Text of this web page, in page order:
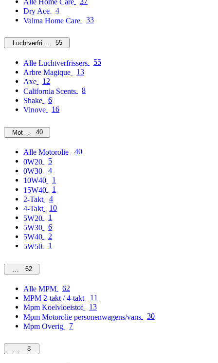
Dry Ace
4
Valma Home Care
33
Luchtverfrissers55
Alle Luchtverfrissers
55
Arbre Magique
13
Axe
12
California Scents
8
Shake
6
Vinove
16
Motorolie40
Alle Motorolie
40
0W20
5
0W30
4
10W40
1
15W40
1
2-Takt
4
4-Takt
10
5W20
1
5W30
6
5W40
2
5W50
1
MPM62
Alle MPM
62
MPM 2-takt / 4-takt
11
Mpm Koelvloeistof
13
Mpm Motorolie personenwagens/vans
30
Mpm Overig
7
Overig
8